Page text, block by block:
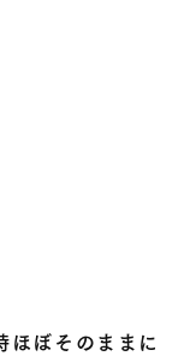
ほぼそのままに